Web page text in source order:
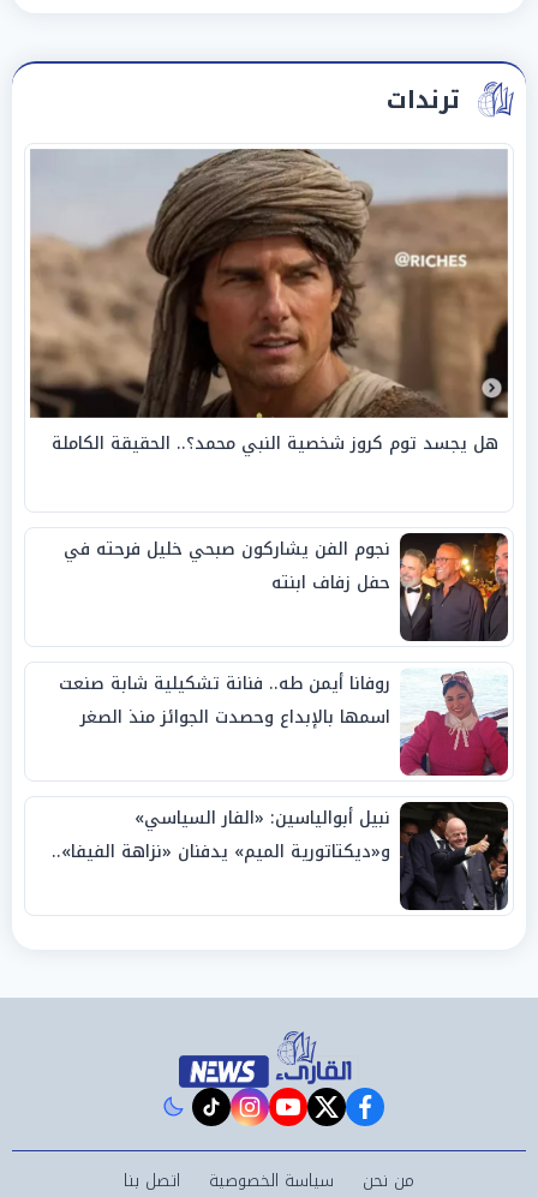
ترندات
هل يجسد توم كروز شخصية النبي محمد؟.. الحقيقة الكاملة
نجوم الفن يشاركون صبحي خليل فرحته في
حفل زفاف ابنته
روفانا أيمن طه.. فنانة تشكيلية شابة صنعت
اسمها بالإبداع وحصدت الجوائز منذ الصغر
نبيل أبوالياسين: «الفار السياسي»
و«ديكتاتورية الميم» يدفنان «نزاهة الفيفا»..
facebook
twitter
youtube
instagram
tiktok
من نحن سياسة الخصوصية اتصل بنا